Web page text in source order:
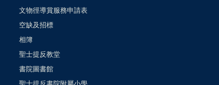
文物徑導賞服務申請表
空缺及招標
相簿
聖士提反教堂
書院圖書館
聖士提反書院附屬小學